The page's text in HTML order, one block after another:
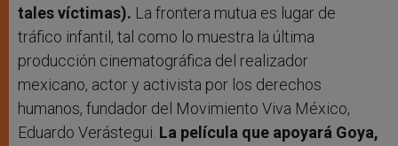
tales víctimas). La frontera mutua es lugar de
tráfico infantil, tal como lo muestra la última
producción cinematográfica del realizador
mexicano, actor y activista por los derechos
humanos, fundador del Movimiento Viva México,
Eduardo Verástegui. La película que apoyará Goya,